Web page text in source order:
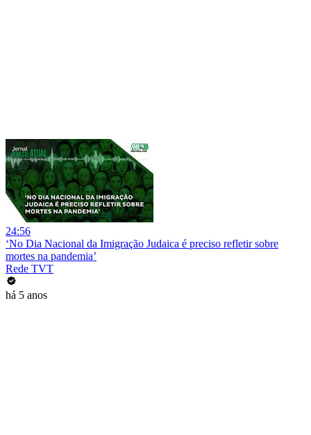
24:56
‘No Dia Nacional da Imigração Judaica é preciso refletir sobre
mortes na pandemia’
Rede TVT
há 5 anos